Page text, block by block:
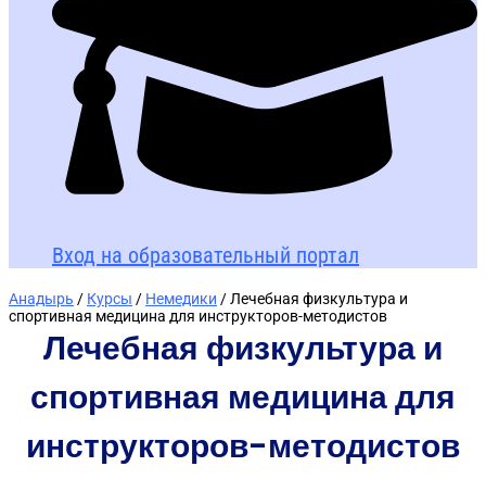
Вход на образовательный портал
Анадырь / Курсы / Немедики / Лечебная физкультура и
спортивная медицина для инструкторов-методистов
Лечебная физкультура и
спортивная медицина для
инструкторов-методистов